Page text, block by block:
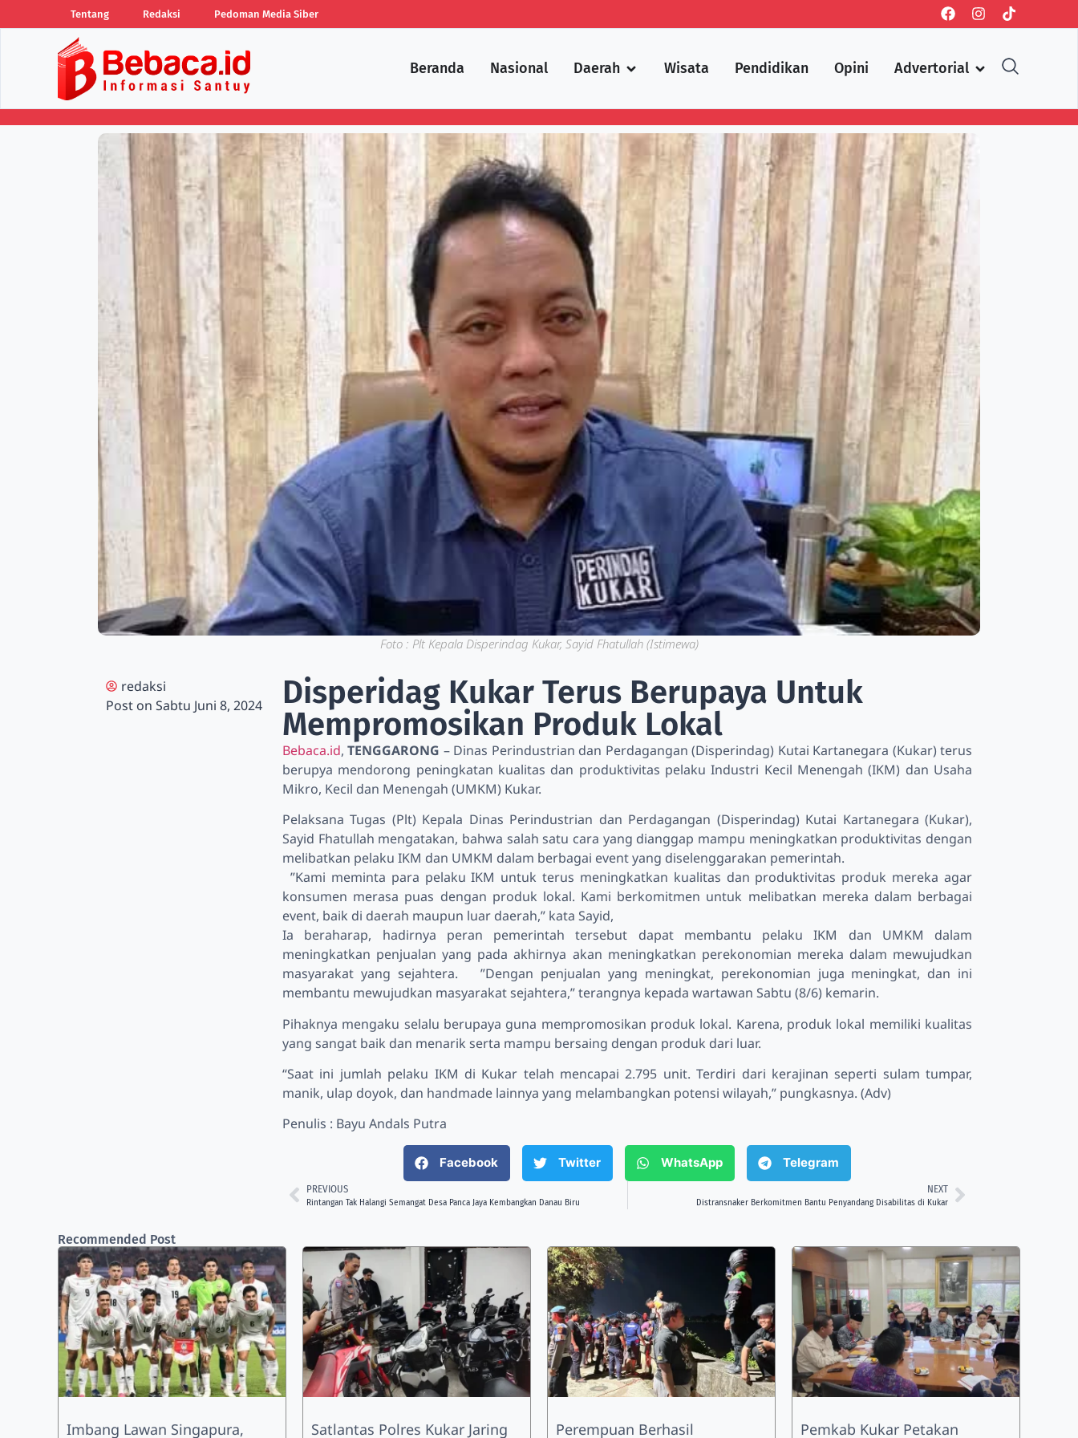
Tentang Redaksi Pedoman Media Siber
Beranda Nasional Daerah Wisata Pendidikan Opini Advertorial
Foto : Plt Kepala Disperindag Kukar, Sayid Fhatullah (Istimewa)
redaksi
Post on Sabtu Juni 8, 2024
Disperidag Kukar Terus Berupaya Untuk
Mempromosikan Produk Lokal
Bebaca.id,TENGGARONG – Dinas Perindustrian dan Perdagangan (Disperindag) Kutai Kartanegara (Kukar) terus
berupya mendorong peningkatan kualitas dan produktivitas pelaku Industri Kecil Menengah (IKM) dan Usaha
Mikro, Kecil dan Menengah (UMKM) Kukar.
Pelaksana Tugas (Plt) Kepala Dinas Perindustrian dan Perdagangan (Disperindag) Kutai Kartanegara (Kukar),
Sayid Fhatullah mengatakan, bahwa salah satu cara yang dianggap mampu meningkatkan produktivitas dengan
melibatkan pelaku IKM dan UMKM dalam berbagai event yang diselenggarakan pemerintah.
”Kami meminta para pelaku IKM untuk terus meningkatkan kualitas dan produktivitas produk mereka agar
konsumen merasa puas dengan produk lokal. Kami berkomitmen untuk melibatkan mereka dalam berbagai
event, baik di daerah maupun luar daerah,” kata Sayid,
Ia beraharap, hadirnya peran pemerintah tersebut dapat membantu pelaku IKM dan UMKM dalam
meningkatkan penjualan yang pada akhirnya akan meningkatkan perekonomian mereka dalam mewujudkan
masyarakat yang sejahtera. ”Dengan penjualan yang meningkat, perekonomian juga meningkat, dan ini
membantu mewujudkan masyarakat sejahtera,” terangnya kepada wartawan Sabtu (8/6) kemarin.
Pihaknya mengaku selalu berupaya guna mempromosikan produk lokal. Karena, produk lokal memiliki kualitas
yang sangat baik dan menarik serta mampu bersaing dengan produk dari luar.
“Saat ini jumlah pelaku IKM di Kukar telah mencapai 2.795 unit. Terdiri dari kerajinan seperti sulam tumpar,
manik, ulap doyok, dan handmade lainnya yang melambangkan potensi wilayah,” pungkasnya. (Adv)
Penulis : Bayu Andals Putra
Facebook Twitter WhatsApp Telegram
PREVIOUS
Rintangan Tak Halangi Semangat Desa Panca Jaya Kembangkan Danau Biru
NEXT
Distransnaker Berkomitmen Bantu Penyandang Disabilitas di Kukar
Recommended Post
Imbang Lawan Singapura,
Satlantas Polres Kukar Jaring
Perempuan Berhasil
Pemkab Kukar Petakan